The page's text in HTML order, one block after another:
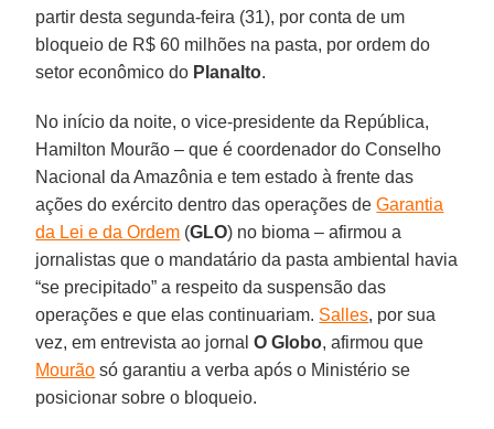
partir desta segunda-feira (31), por conta de um
bloqueio de R$ 60 milhões na pasta, por ordem do
setor econômico do Planalto.
No início da noite, o vice-presidente da República,
Hamilton Mourão – que é coordenador do Conselho
Nacional da Amazônia e tem estado à frente das
ações do exército dentro das operações deGarantia
da Lei e da Ordem (GLO) no bioma – afirmou a
jornalistas que o mandatário da pasta ambiental havia
“se precipitado” a respeito da suspensão das
operações e que elas continuariam. Salles, por sua
vez, em entrevista ao jornalO Globo, afirmou que
Mourão só garantiu a verba após o Ministério se
posicionar sobre o bloqueio.